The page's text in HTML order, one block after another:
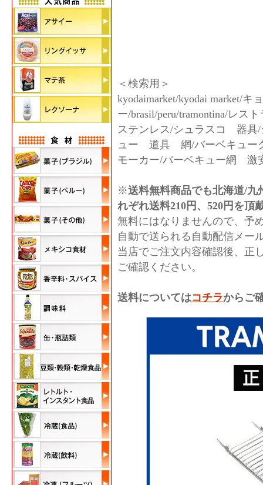
＜検索用＞
kyodaimarket/kyodai market/
ー/brasil/peru/tramontina/レ
ステンレス/シュラスコ 器
ュー 道具 網/バーベキュー
モーカー/バーベキュー網 激
※送料無料商品でも北海道/九
れぞれ送料210円、520円を頂
無料にはなりませんので、予
自動で送られる自動配信メー
当店でご注文内容確認後、正
ご確認ください。
送料についてはコチラからご